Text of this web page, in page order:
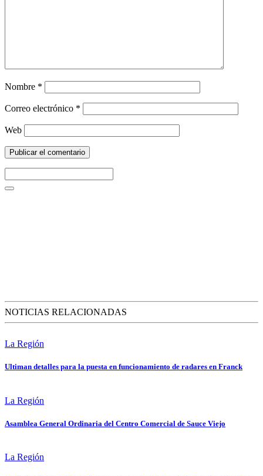
Nombre *
Correo electrónico *
Web
NOTICIAS RELACIONADAS
La Región
Ultiman detalles para la puesta en funcionamiento de radares en Franck
La Región
Asamblea General Ordinaria del Centro Comercial de Sauce Viejo
La Región